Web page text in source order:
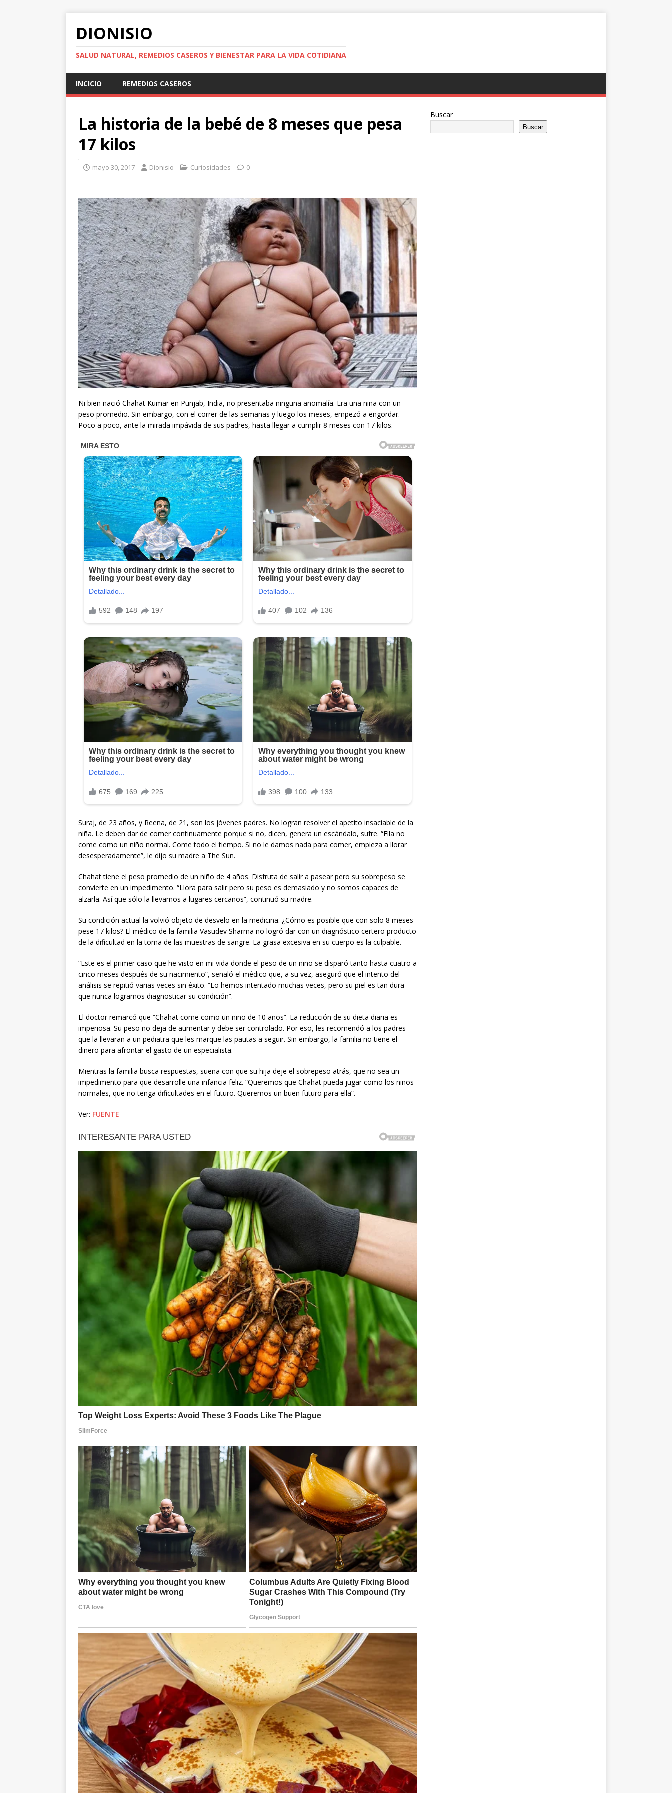
DIONISIO
SALUD NATURAL, REMEDIOS CASEROS Y BIENESTAR PARA LA VIDA COTIDIANA
INCICIO REMEDIOS CASEROS
La historia de la bebé de 8 meses que pesa
17 kilos
mayo 30, 2017 Dionisio Curiosidades 0
Ni bien nació Chahat Kumar en Punjab, India, no presentaba ninguna anomalía. Era una niña con un
peso promedio. Sin embargo, con el correr de las semanas y luego los meses, empezó a engordar.
Poco a poco, ante la mirada impávida de sus padres, hasta llegar a cumplir 8 meses con 17 kilos.
Suraj, de 23 años, y Reena, de 21, son los jóvenes padres. No logran resolver el apetito insaciable de la
niña. Le deben dar de comer continuamente porque si no, dicen, genera un escándalo, sufre. “Ella no
come como un niño normal. Come todo el tiempo. Si no le damos nada para comer, empieza a llorar
desesperadamente”, le dijo su madre a The Sun.
Chahat tiene el peso promedio de un niño de 4 años. Disfruta de salir a pasear pero su sobrepeso se
convierte en un impedimento. “Llora para salir pero su peso es demasiado y no somos capaces de
alzarla. Así que sólo la llevamos a lugares cercanos”, continuó su madre.
Su condición actual la volvió objeto de desvelo en la medicina. ¿Cómo es posible que con solo 8 meses
pese 17 kilos? El médico de la familia Vasudev Sharma no logró dar con un diagnóstico certero producto
de la dificultad en la toma de las muestras de sangre. La grasa excesiva en su cuerpo es la culpable.
“Este es el primer caso que he visto en mi vida donde el peso de un niño se disparó tanto hasta cuatro a
cinco meses después de su nacimiento”, señaló el médico que, a su vez, aseguró que el intento del
análisis se repitió varias veces sin éxito. “Lo hemos intentado muchas veces, pero su piel es tan dura
que nunca logramos diagnosticar su condición”.
El doctor remarcó que “Chahat come como un niño de 10 años”. La reducción de su dieta diaria es
imperiosa. Su peso no deja de aumentar y debe ser controlado. Por eso, les recomendó a los padres
que la llevaran a un pediatra que les marque las pautas a seguir. Sin embargo, la familia no tiene el
dinero para afrontar el gasto de un especialista.
Mientras la familia busca respuestas, sueña con que su hija deje el sobrepeso atrás, que no sea un
impedimento para que desarrolle una infancia feliz. “Queremos que Chahat pueda jugar como los niños
normales, que no tenga dificultades en el futuro. Queremos un buen futuro para ella”.
Ver: FUENTE
Buscar
Buscar